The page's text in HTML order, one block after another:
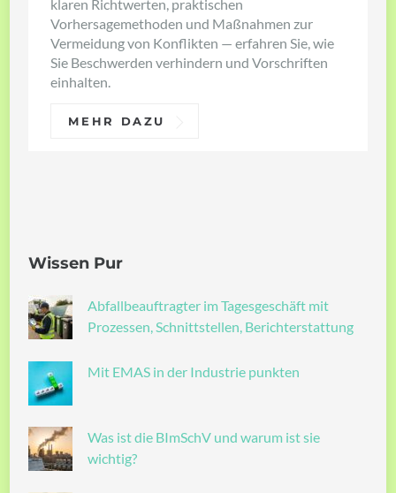
klaren Richtwerten, praktischen
Vorhersagemethoden und Maßnahmen zur
Vermeidung von Konflikten — erfahren Sie, wie
Sie Beschwerden verhindern und Vorschriften
einhalten.
MEHR DAZU
Wissen Pur
Abfallbeauftragter im Tagesgeschäft mit
Prozessen, Schnittstellen, Berichterstattung
Mit EMAS in der Industrie punkten
Was ist die BImSchV und warum ist sie
wichtig?